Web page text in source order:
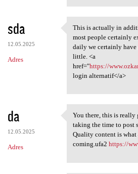
sda
12.05.2025
Adres
This is actually in
This is actually in
most people certainly
daily we certainly
little. <a
href="https://
login alternatif</a>
da
12.05.2025
Adres
You there, this is
You there, this is really
taking the time to post
Quality content is what
coming.ufa2 https://